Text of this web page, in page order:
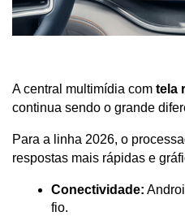
A central multimídia com tela
continua sendo o grande
Para a linha 2026, o
respostas mais rápidas e
Conectividade:
fio.